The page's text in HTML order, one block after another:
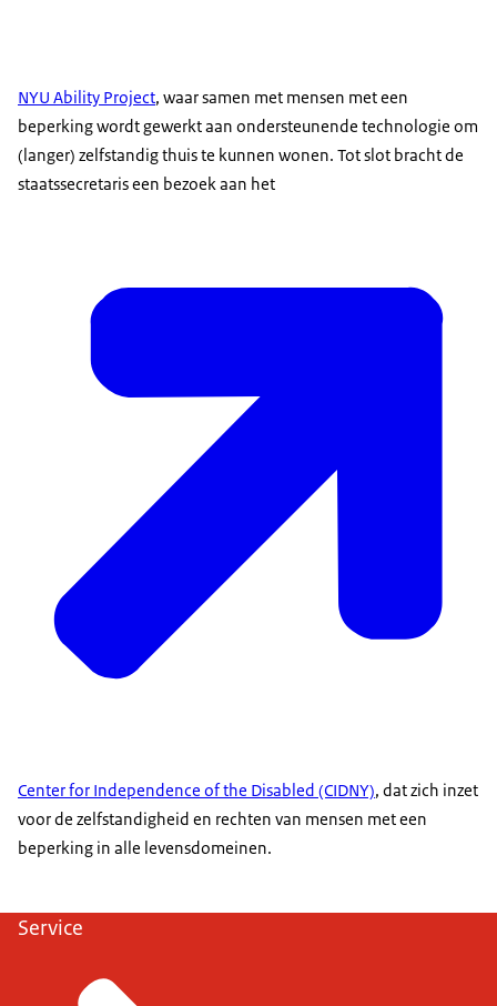
NYU Ability Project, waar samen met mensen met een
beperking wordt gewerkt aan ondersteunende technologie om
(langer) zelfstandig thuis te kunnen wonen. Tot slot bracht de
staatssecretaris een bezoek aan het
Center for Independence of the Disabled (CIDNY), dat zich inzet
voor de zelfstandigheid en rechten van mensen met een
beperking in alle levensdomeinen.
Service